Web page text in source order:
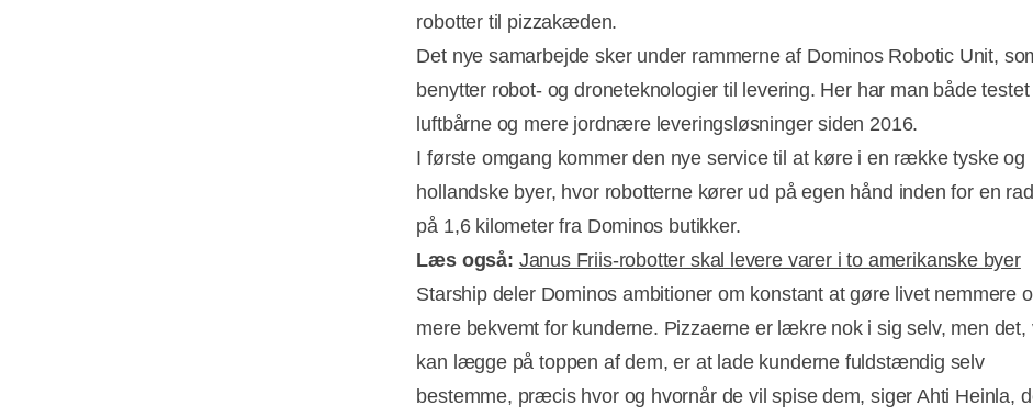
robotter til pizzakæden.
Det nye samarbejde sker under rammerne af Dominos Robotic Unit,
benytter robot- og droneteknologier til levering. Her har man både testet
luftbårne og mere jordnære leveringsløsninger siden 2016.
I første omgang kommer den nye service til at køre i en række tyske og
hollandske byer, hvor robotterne kører ud på egen hånd inden for en
på 1,6 kilometer fra Dominos butikker.
Læs også: Janus Friis-robotter skal levere varer i to amerikanske byer
Starship deler Dominos ambitioner om konstant at gøre livet nemmere
mere bekvemt for kunderne. Pizzaerne er lækre nok i sig selv, men det,
kan lægge på toppen af dem, er at lade kunderne fuldstændig selv
bestemme, præcis hvor og hvornår de vil spise dem, siger Ahti Heinla,